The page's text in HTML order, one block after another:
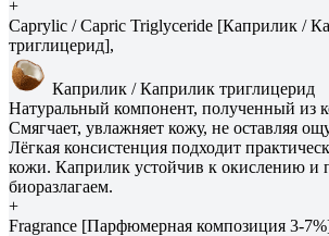
+
Caprylic / Capric Triglyceride [Каприлик /
триглицерид],
Каприлик / Каприлик триглицерид
Натуральный компонент, полученный из
Смягчает, увлажняет кожу, не оставляя
Лёгкая консистенция подходит
кожи. Каприлик устойчив к окислению и
биоразлагаем.
+
Fragrance [Парфюмерная композиция 3-